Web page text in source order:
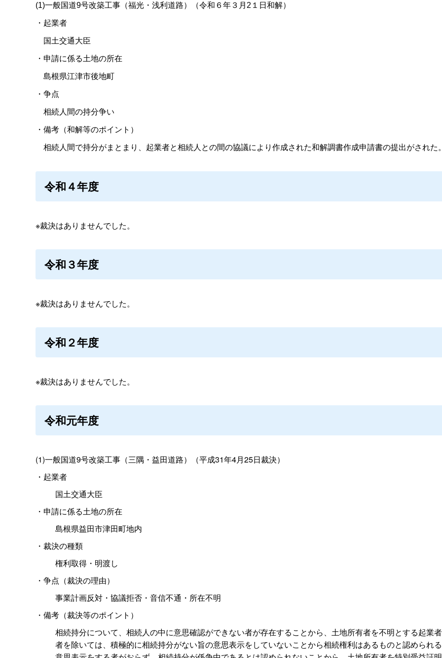
(1)一般国道9号改築工事（福光・浅利道路）（令和６年３月2１日和解）
・起業者
国土交通大臣
・申請に係る土地の所在
島根県江津市後地町
・争点
相続人間の持分争い
・備考（和解等のポイント）
相続人間で持分がまとまり、起業者と相続人との間の協議により作成された和解調書作成申請書の提出がされた
令和４年度
※裁決はありませんでした。
令和３年度
※裁決はありませんでした。
令和２年度
※裁決はありませんでした。
令和元年度
(1)一般国道9号改築工事（三隅・益田道路）（平成31年4月25日裁決）
・起業者
国土交通大臣
・申請に係る土地の所在
島根県益田市津田町地内
・裁決の種類
権利取得・明渡し
・争点（裁決の理由）
事業計画反対・協議拒否・音信不通・所在不明
・備考（裁決等のポイント）
相続持分について、相続人の中に意思確認ができない者が存在することから、土地所有者を不明とする起業
者を除いては、積極的に相続持分がない旨の意思表示をしていないことから相続権利はあるものと認められ